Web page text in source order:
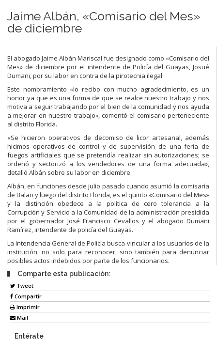
Jaime Albán, «Comisario del Mes»
de diciembre
El abogado Jaime Albán Mariscal fue designado como «Comisario del
Mes» de diciembre por el intendente de Policía del Guayas, Josué
Dumani, por su labor en contra de la pirotecnia ilegal.
Este nombramiento «lo recibo con mucho agradecimiento, es un
honor ya que es una forma de que se realce nuestro trabajo y nos
motiva a seguir trabajando por el bien de la comunidad y nos ayuda
a mejorar en nuestro trabajo», comentó el comisario perteneciente
al distrito Florida.
«Se hicieron operativos de decomiso de licor artesanal, además
hicimos operativos de control y de supervisión de una feria de
fuegos artificiales que se pretendía realizar sin autorizaciones; se
ordenó y sectorizó a los vendedores de una forma adecuada»,
detalló Albán sobre su labor en diciembre.
Albán, en funciones desde julio pasado cuando asumió la comisaría
de Balao y luego del distrito Florida, es el quinto «Comisario del Mes»
y la distinción obedece a la política de cero tolerancia a la
Corrupción y Servicio a la Comunidad de la administración presidida
por el gobernador José Francisco Cevallos y el abogado Dumani
Ramírez, intendente de policía del Guayas.
La Intendencia General de Policía busca vincular a los usuarios de la
institución, no solo para reconocer, sino también para denunciar
posibles actos indebidos por parte de los funcionarios.
Comparte esta publicación:
Tweet
Compartir
Imprimir
Mail
Entérate